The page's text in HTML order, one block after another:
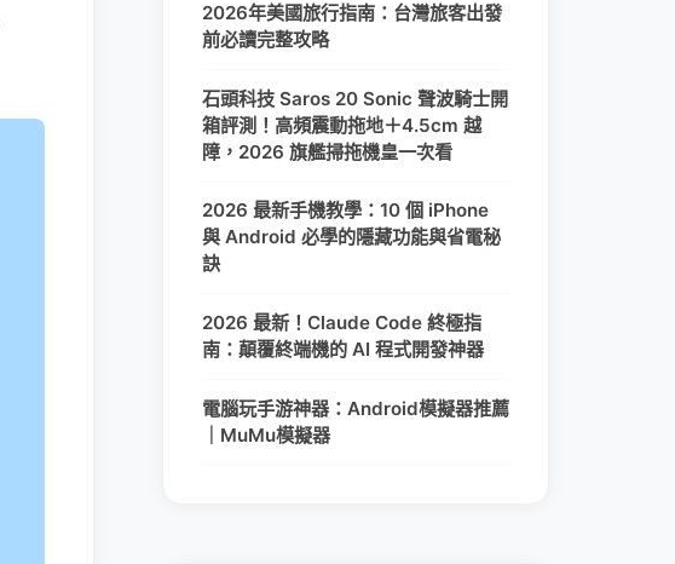
2026年美國旅行指南：台灣旅客出發
前必讀完整攻略
石頭科技 Saros 20 Sonic 聲波騎士開
箱評測！高頻震動拖地＋4.5cm 越
障，2026 旗艦掃拖機皇一次看
2026 最新手機教學：10 個 iPhone
與 Android 必學的隱藏功能與省電秘
訣
2026 最新！Claude Code 終極指
南：顛覆終端機的 AI 程式開發神器
電腦玩手游神器：Android模擬器推薦
｜MuMu模擬器